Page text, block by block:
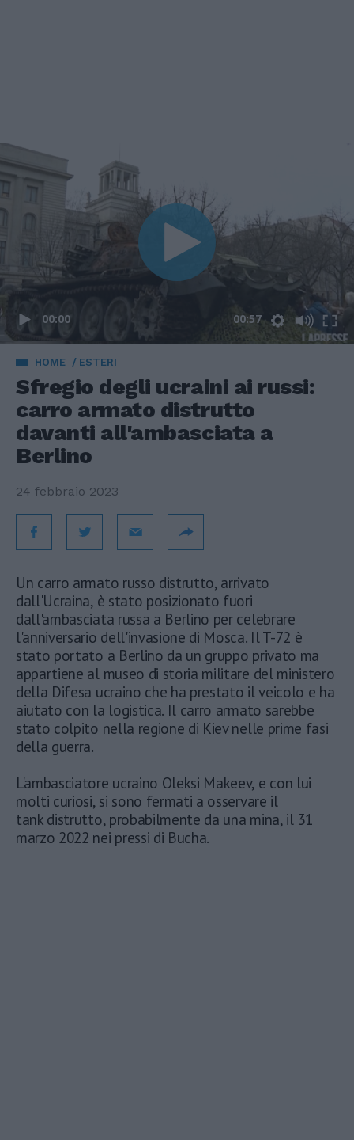
00:00 00:57
HOME ESTERI
Sfregio degli ucraini ai russi:
carro armato distrutto
davanti all'ambasciata a
Berlino
24 febbraio 2023
Un carro armato russo distrutto, arrivato
dall'Ucraina, è stato posizionato fuori
dall'ambasciata russa a Berlino per celebrare
l'anniversario dell'invasione di Mosca. Il T-72 è
stato portato a Berlino da un gruppo privato ma
appartiene al museo di storia militare del ministero
della Difesa ucraino che ha prestato il veicolo e ha
aiutato con la logistica. Il carro armato sarebbe
stato colpito nella regione di Kiev nelle prime fasi
della guerra.
L'ambasciatore ucraino Oleksi Makeev, e con lui
molti curiosi, si sono fermati a osservare il
tank distrutto, probabilmente da una mina, il 31
marzo 2022 nei pressi di Bucha.